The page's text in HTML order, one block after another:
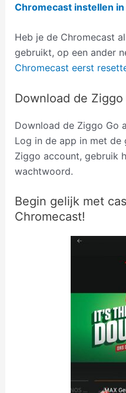
Chromecast instellen in
Heb je de Chromecast
gebruikt, op een ander
Chromecast eerst
Download de Ziggo
Download de Ziggo Go
Log in de app in met de
Ziggo account, gebruik
wachtwoord.
Begin gelijk met
Chromecast!